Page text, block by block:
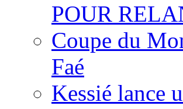
POUR
Coupe du
Faé
Kessié lance